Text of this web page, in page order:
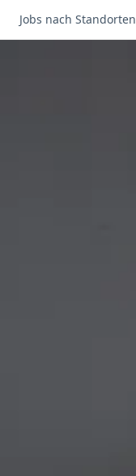
Jobs nach Standorten